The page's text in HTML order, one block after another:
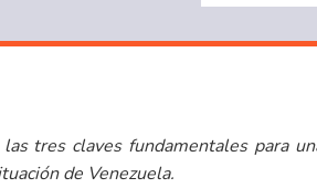
tres claves fundamentales para
de Venezuela.